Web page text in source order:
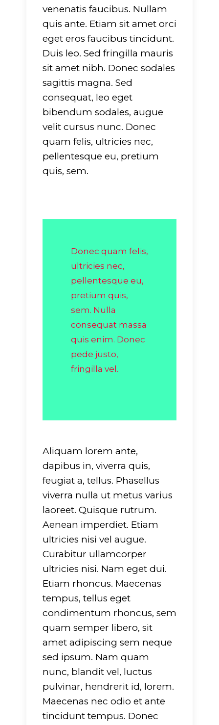
venenatis faucibus. Nullam
quis ante. Etiam sit amet orci
eget eros faucibus tincidunt.
Duis leo. Sed fringilla mauris
sit amet nibh. Donec sodales
sagittis magna. Sed
consequat, leo eget
bibendum sodales, augue
velit cursus nunc. Donec
quam felis, ultricies nec,
pellentesque eu, pretium
quis, sem.
Donec quam felis,
ultricies nec,
pellentesque eu,
pretium quis,
sem. Nulla
consequat massa
quis enim. Donec
pede justo,
fringilla vel.
Aliquam lorem ante,
dapibus in, viverra quis,
feugiat a, tellus. Phasellus
viverra nulla ut metus varius
laoreet. Quisque rutrum.
Aenean imperdiet. Etiam
ultricies nisi vel augue.
Curabitur ullamcorper
ultricies nisi. Nam eget dui.
Etiam rhoncus. Maecenas
tempus, tellus eget
condimentum rhoncus, sem
quam semper libero, sit
amet adipiscing sem neque
sed ipsum. Nam quam
nunc, blandit vel, luctus
pulvinar, hendrerit id, lorem.
Maecenas nec odio et ante
tincidunt tempus. Donec